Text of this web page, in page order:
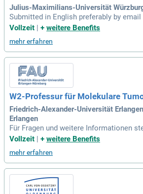
Julius-Maximilians-Universität
Submitted in English preferably by
file to nucleate-cluster@uni-
NUCLEATE laboratories in Würzburg
d CV Contact information
Vollzeit | + weitere Benefits
mehr erfahren
W2-Professur für Molekulare
Friedrich-Alexander-Universität
Erlangen
Für Fragen und weitere Informationen
med-dekanat@fau.de sehr gerne zur
Vollzeit
+ weitere Benefits
mehr erfahren